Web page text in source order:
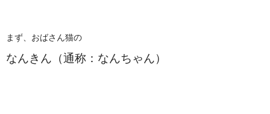
まず、おばさん猫の
なんきん（通称：なんちゃん）